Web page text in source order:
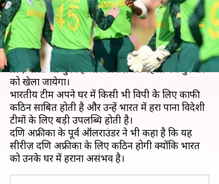
लेखन Neeraj Pandey Mar 11, 2020 06:32 pm
क्या है खबर?
दक्षिण अफ्रीकी टीम तीन वनडे मैचों की सीरीज़ खेलने के
लिए भारत आ चुकी है और सीरीज़ का पहला मैच गुरुवार
को खेला जायेगा।
भारतीय टीम अपने घर में किसी भी विपक्षी केे लिए काफी
कठिन साबित होती है और उन्हें भारत में हरा पाना विदेशी
टीमों के लिए बड़ी उपलब्धि होती है।
दक्षिण अफ्रीका के पूर्व ऑलराउंडर ने भी कहा है कि यह
सीरीज़ दक्षिण अफ्रीका के लिए कठिन होगी क्योंकि भारत